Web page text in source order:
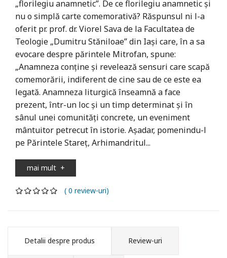
„florilegiu anamnetic”. De ce florilegiu anamnetic și
nu o simplă carte comemorativă? Răspunsul ni l-a
oferit pr. prof. dr. Viorel Sava de la Facultatea de
Teologie „Dumitru Stăniloae” din Iași care, în a sa
evocare despre părintele Mitrofan, spune:
„Anamneza conține și revelează sensuri care scapă
comemorării, indiferent de cine sau de ce este ea
legată. Anamneza liturgică înseamnă a face
prezent, într-un loc și un timp determinat și în
sânul unei comunități concrete, un eveniment
mântuitor petrecut în istorie. Așadar, pomenindu-l
pe Părintele Stareț, Arhimandritul...
mai mult +
( 0 review-uri)
Detalii despre produs Review-uri